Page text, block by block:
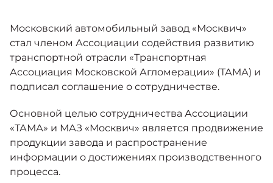
от 2 237 000 ₽*
Москвич 3 с ручным
Кроссовер, создающий равные
возможности
от 2 069 000 ₽*
Кредитные программы
Спецпредложения
Калькулятор трейд-ин
Страховые программы
Моторное масло
СЕРВИСНЫЕ АКЦИИ
АКСЕССУАРЫ
КОНТАКТЫ
Московский автомобильный завод «Москвич»
стал членом Ассоциации содействия развитию
транспортной отрасли «Транспортная
Ассоциация Московской Агломерации» (ТАМА) и
подписал соглашение о сотрудничестве.
Основной целью сотрудничества Ассоциации
«ТАМА» и МАЗ «Москвич» является продвижение
продукции завода и распространение
информации о достижениях производственного
процесса.